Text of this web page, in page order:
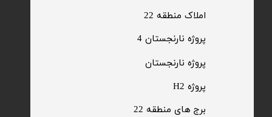
​املاک منطقه 22
برج های منطقه 22
پروژه H2
​پروژه نارنجستان
پروژه نارنجستان 4